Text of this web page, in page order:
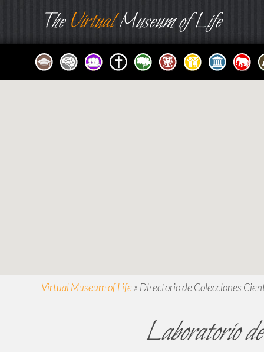
TheVirtualMuseum of Life
Virtual Museum of Life » Directorio de Colecciones
Laboratorio